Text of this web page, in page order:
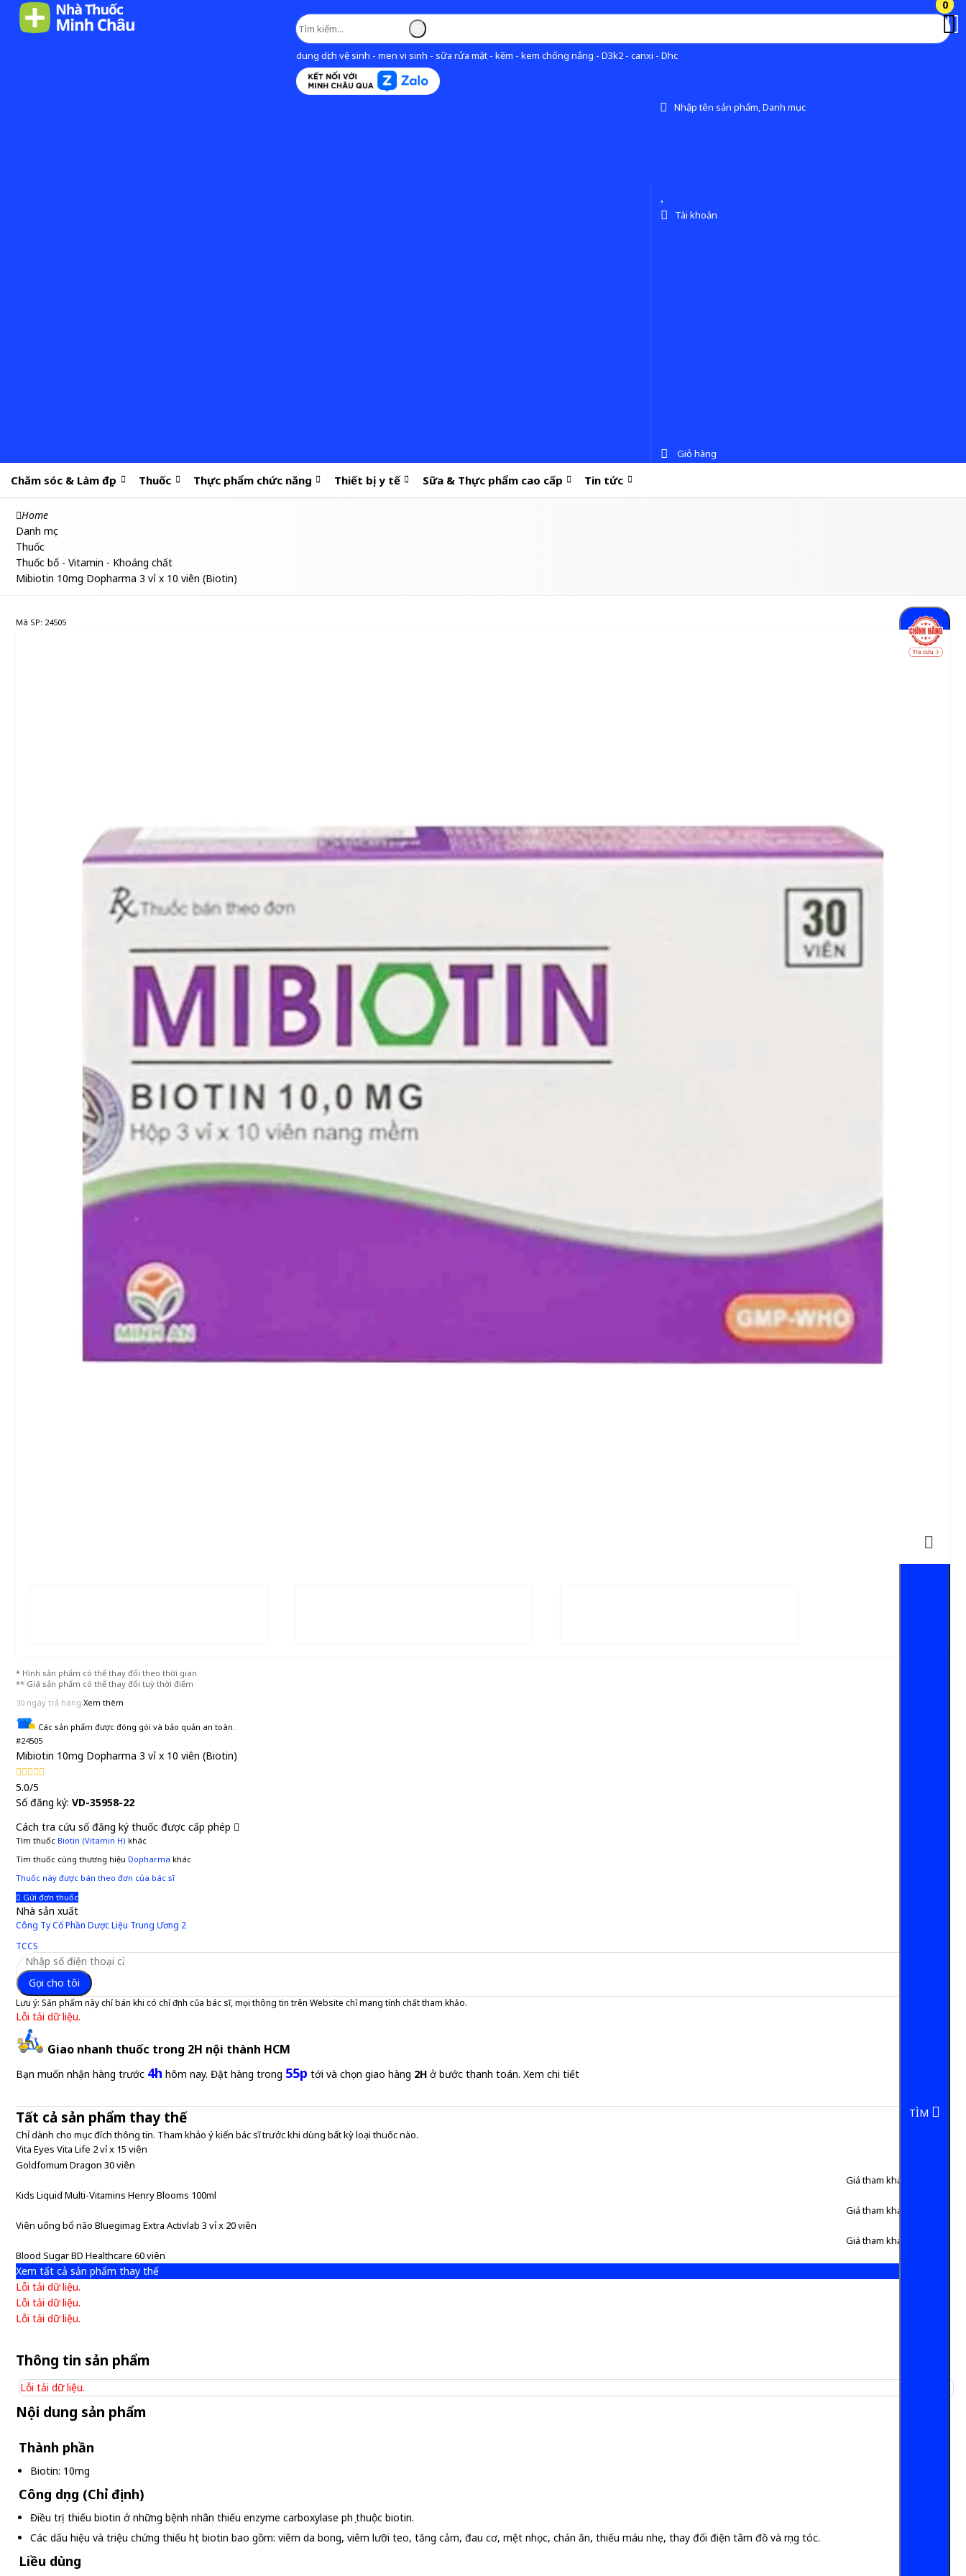
dung dịch vệ sinh - men vi sinh - sữa rửa mặt - kẽm - kem chống nắng - D3k2 - canxi - Dhc
Nhập tên sản phẩm, Danh mục
0
Tài khoản
0
Giỏ hàng
Chăm sóc & Làm đẹp Thuốc Thực phẩm chức năng Thiết bị y tế Sữa & Thực phẩm cao cấp Tin tức
Home
Danh mục
Thuốc
Thuốc bổ - Vitamin - Khoáng chất
Mibiotin 10mg Dopharma 3 vỉ x 10 viên (Biotin)
Mã SP: 24505
* Hình sản phẩm có thể thay đổi theo thời gian
** Giá sản phẩm có thể thay đổi tuỳ thời điểm
30 ngày trả hàng Xem thêm
Các sản phẩm được đóng gói và bảo quản an toàn.
#24505
Mibiotin 10mg Dopharma 3 vỉ x 10 viên (Biotin)
5.0/5
Số đăng ký: VD-35958-22
Cách tra cứu số đăng ký thuốc được cấp phép
Tìm thuốc Biotin (Vitamin H) khác
Tìm thuốc cùng thương hiệu Dopharma khác
Thuốc này được bán theo đơn của bác sĩ
Gửi đơn thuốc
Nhà sản xuất
Công Ty Cổ Phần Dược Liệu Trung Ương 2
TCCS
Gọi cho tôi
Lưu ý: Sản phẩm này chỉ bán khi có chỉ định của bác sĩ, mọi thông tin trên Website chỉ mang tính chất tham khảo.
Lỗi tải dữ liệu.
Giao nhanh thuốc trong 2H nội thành HCM
Bạn muốn nhận hàng trước 4h hôm nay. Đặt hàng trong 55p tới và chọn giao hàng 2H ở bước thanh toán. Xem chi tiết
Tất cả sản phẩm thay thế
Chỉ dành cho mục đích thông tin. Tham khảo ý kiến bác sĩ trước khi dùng bất kỳ loại thuốc nào.
Vita Eyes Vita Life 2 vỉ x 15 viên
Goldfomum Dragon 30 viên
Giá tham khảo:
Kids Liquid Multi-Vitamins Henry Blooms 100ml
Giá tham khảo:
Viên uống bổ não Bluegimag Extra Activlab 3 vỉ x 20 viên
Giá tham khảo:
Blood Sugar BD Healthcare 60 viên
Xem tất cả sản phẩm thay thế
Lỗi tải dữ liệu.
Lỗi tải dữ liệu.
Lỗi tải dữ liệu.
Thông tin sản phẩm
Lỗi tải dữ liệu.
Nội dung sản phẩm
Thành phần
Biotin: 10mg
Công dụng (Chỉ định)
Điều trị thiếu biotin ở những bệnh nhân thiếu enzyme carboxylase phụ thuộc biotin.
Các dấu hiệu và triệu chứng thiếu hụt biotin bao gồm: viêm da bong, viêm lưỡi teo, tăng cảm, đau cơ, mệt nhọc, chán ăn, thiếu máu nhẹ, thay đổi điện tâm đồ và rụng tóc.
Liều dùng
TÌM